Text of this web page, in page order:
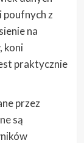
poufnych z
na
koni
praktycznie
przez
są